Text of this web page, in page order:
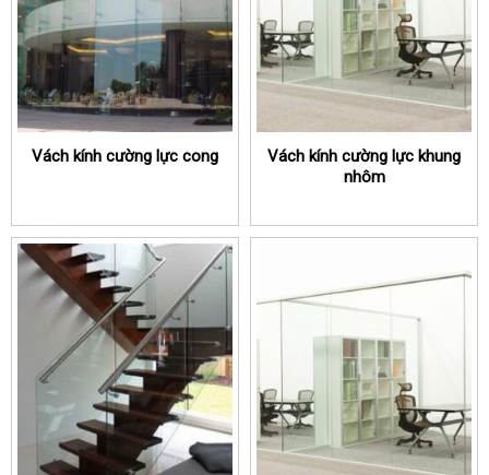
Vách kính cường lực cong
Vách kính cường lực khung
nhôm